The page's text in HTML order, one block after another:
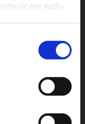
našu